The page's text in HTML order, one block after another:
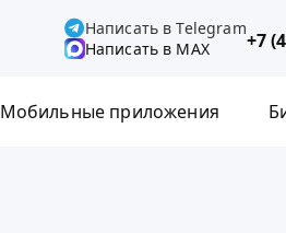
Написать в Telegram
Написать в MAX
+7
Мобильные приложения